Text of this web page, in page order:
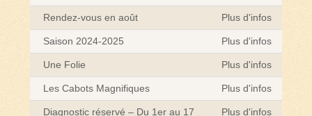
Rendez-vous en août Plus d'infos
Saison 2024-2025 Plus d'infos
Une Folie Plus d'infos
Les Cabots Magnifiques Plus d'infos
Diagnostic réservé – Du 1er au 17
Plus d'infos